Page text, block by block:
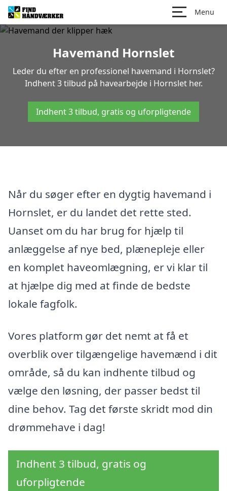
Menu
Havemand Hornslet
Leder du efter en professionel havemand i Hornslet?
Indhent 3 tilbud på havearbejde i Hornslet her.
Indhent 3 tilbud, gratis og uforpligtende
Når du søger efter en dygtig havemand i
Hornslet, er du landet det rette sted.
Uanset om du har brug for hjælp til
anlæggelse af nye bed, plænepleje eller
en komplet haveomlægning, er vi klar til
at hjælpe dig med at finde de bedste
lokale fagfolk.
Vores platform gør det nemt at få et
overblik over tilgængelige havemænd i dit
område, så du kan indhente tilbud og
vælge den løsning, der passer bedst til
dine behov. Tag det første skridt mod din
drømmehave i dag!
Indhent 3 tilbud, gratis og
uforpligtende